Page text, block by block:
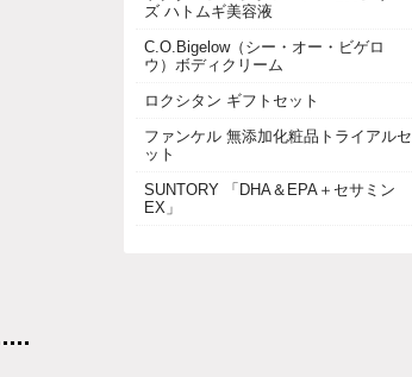
ズ ハトムギ美容液
C.O.Bigelow（シー・オー・ビゲロ
ウ）ボディクリーム
ロクシタン ギフトセット
ファンケル 無添加化粧品トライアルセ
ット
SUNTORY 「DHA＆EPA＋セサミン
EX」